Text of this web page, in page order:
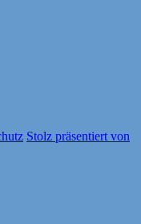
Stolz präsentiert von